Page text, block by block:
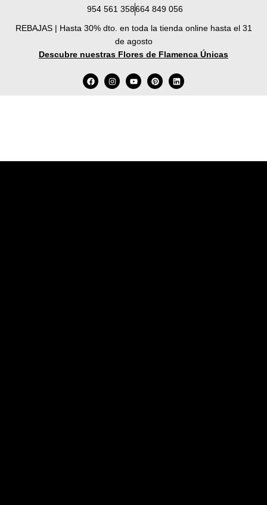
954 561 358664 849 056
REBAJAS | Hasta 30% dto. en toda la tienda online hasta el 31
de agosto
Descubre nuestras Flores de Flamenca Únicas